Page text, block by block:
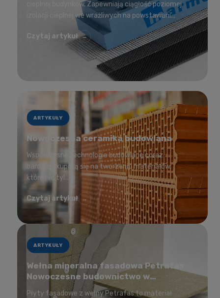
cieplnej budynków. Zapewniają ciągłość poziomej
izolacji cieplnej we wrażliwych na powstawani...
Czytaj artykuł →
ARTYKUŁY
Nowoczesna ceramika budowlana
Współczesne technologie budowlane coraz
bardziej skupiają się na tworzeniu materiałów,
które nie tyl...
Czytaj artykuł →
ARTYKUŁY
Wełna mineralna fasadowa Petrafas
Nowoczesne budownictwo w
korzystnej cenie
Płyty fasadowe z wełny Petrafas to materiał